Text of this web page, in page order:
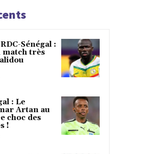
Sénégal :
match très
: Le
Artan au
choc des
!